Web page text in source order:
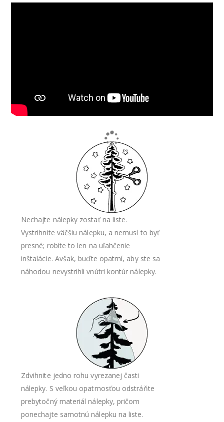
Nechajte nálepky zostať na liste.
Vystrihnite väčšiu nálepku, a nemusí to byť
presné; robíte to len na uľahčenie
inštalácie. Avšak, buďte opatrní, aby ste sa
náhodou nevystrihli vnútri kontúr nálepky.
Zdvihnite jedno rohu vyrezanej časti
nálepky. S veľkou opatrnosťou odstráňte
prebytočný materiál nálepky, pričom
ponechajte samotnú nálepku na liste.